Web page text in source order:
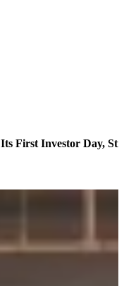
Its First Investor Day,